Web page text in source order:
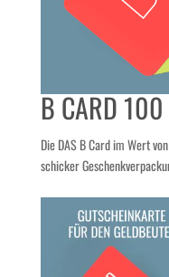
B CARD 100
Die DAS B Card im Wert
schicker